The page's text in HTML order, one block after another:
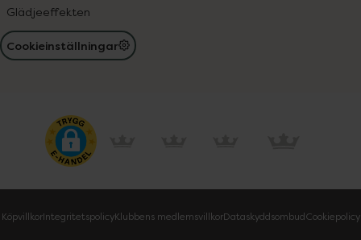
Glädjeeffekten
Cookieinställningar
KöpvillkorIntegritetspolicyKlubbens medlemsvillkorDataskyddsombudCookiepolicy